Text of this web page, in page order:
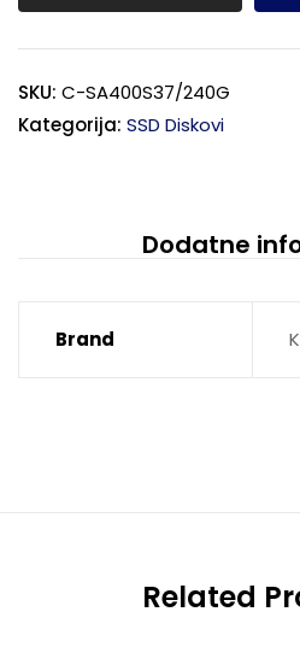
SKU: C-SA400S37/240G
Kategorija: SSD Diskovi
Dodatne
Brand
Related